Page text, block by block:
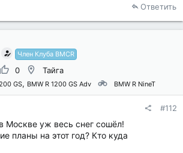
Ответить
Член Клуба BMCR
0 Тайга
GS BMW R 1200 GS Adv BMW R NineT
#112
Москве уж весь снег сошёл!
планы на этот год? Кто куда